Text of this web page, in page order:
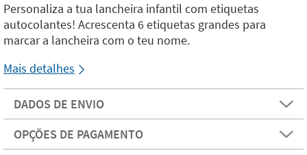
Personaliza a tua lancheira infantil com etiquetas
autocolantes! Acrescenta 6 etiquetas grandes para
marcar a lancheira com o teu nome.
Mais detalhes
DADOS DE ENVIO
OPÇÕES DE PAGAMENTO